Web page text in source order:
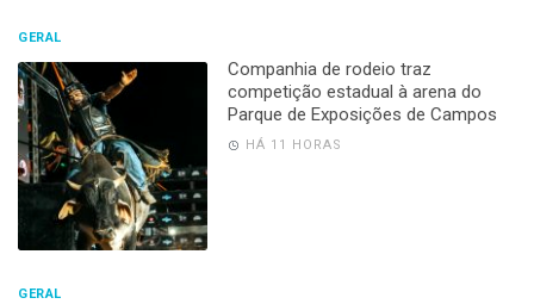
GERAL
Companhia de rodeio traz
competição estadual à arena do
Parque de Exposições de Campos
HÁ 11 HORAS
GERAL